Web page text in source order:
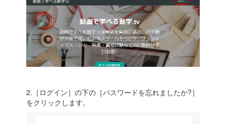
2.［ログイン］の下の［パスワードを忘れましたか?］
をクリックします。